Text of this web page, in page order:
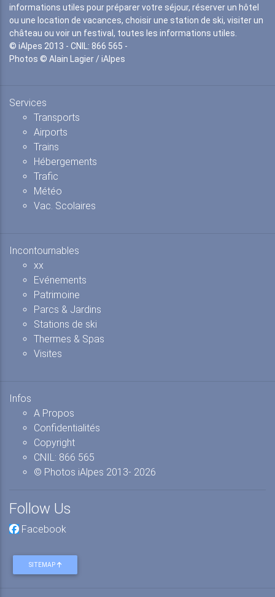
informations utiles pour préparer votre séjour, réserver un hôtel
ou une location de vacances, choisir une station de ski, visiter un
château ou voir un festival, toutes les informations utiles.
© iAlpes 2013 - CNIL: 866 565 -
Photos © Alain Lagier / iAlpes
Services
Transports
Airports
Trains
Hébergements
Trafic
Météo
Vac. Scolaires
Incontournables
xx
Evénements
Patrimoine
Parcs & Jardins
Stations de ski
Thermes & Spas
Visites
Infos
A Propos
Confidentialités
Copyright
CNIL: 866 565
© Photos iAlpes 2013- 2026
Follow Us
Facebook
SITEMAP